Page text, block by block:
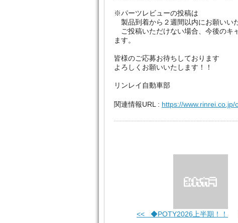
※パーツレビューの投稿は
製品到着から２週間以内にお願いい
ご投稿いただけない場合、今後のキ
ます。
皆様のご応募お待ちしております
よろしくお願いいたします！！
リンレイ自動車部
関連情報URL : https://www.rinrei.co.jp/
<< ◆POTY2026上半期！！